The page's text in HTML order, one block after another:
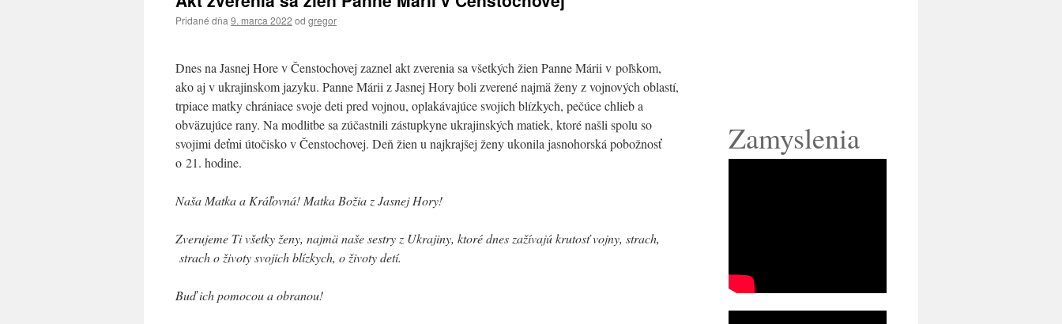
Pridané dňa 9. marca 2022 od gregor
Dnes na Jasnej Hore v Čenstochovej zaznel akt zverenia sa všetkých žien Panne Márii v poľskom,
ako aj v ukrajinskom jazyku. Panne Márii z Jasnej Hory boli zverené najmä ženy z vojnových oblastí,
trpiace matky chrániace svoje deti pred vojnou, oplakávajúce svojich blízkych, pečúce chlieb a
obväzujúce rany. Na modlitbe sa zúčastnili zástupkyne ukrajinských matiek, ktoré našli spolu so
svojimi deťmi útočisko v Čenstochovej. Deň žien u najkrajšej ženy ukonila jasnohorská pobožnosť
o 21. hodine.
Naša Matka a Kráľovná! Matka Božia z Jasnej Hory!
Zverujeme Ti všetky ženy, najmä naše sestry z Ukrajiny, ktoré dnes zažívajú krutosť vojny, strach,
strach o životy svojich blízkych, o životy detí.
Buď ich pomocou a obranou!
Zamyslenia